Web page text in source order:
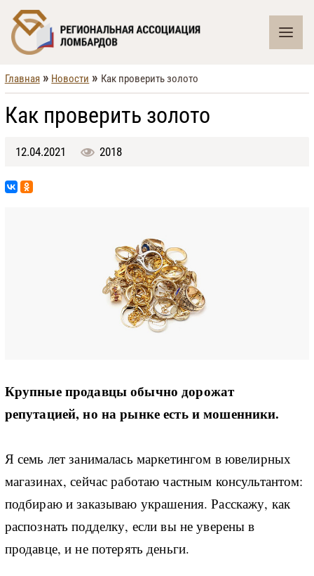
Главная » Новости » Как проверить золото
Как проверить золото
12.04.2021 2018
Крупные продавцы обычно дорожат
репутацией, но на рынке есть и мошенники.
Я семь лет занималась маркетингом в ювелирных
магазинах, сейчас работаю частным консультантом:
подбираю и заказываю украшения. Расскажу, как
распознать подделку, если вы не уверены в
продавце, и не потерять деньги.